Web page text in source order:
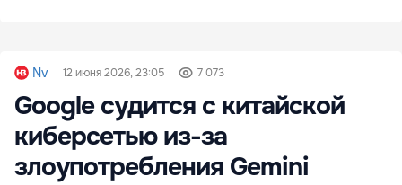
Nv 12 июня 2026, 23:05 7 073
Google судится с китайской
киберсетью из-за
злоупотребления Gemini